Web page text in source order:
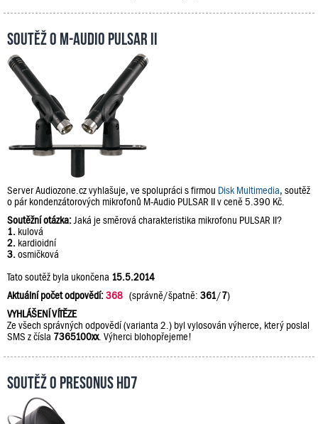
Soutěž o M-Audio PULSAR II
Server Audiozone.cz vyhlašuje, ve spolupráci s firmou Disk Multimedia, soutěž
o pár kondenzátorových mikrofonů M-Audio PULSAR II v ceně 5.390 Kč.
Soutěžní otázka: Jaká je směrová charakteristika mikrofonu PULSAR II?
1. kulová
2. kardioidní
3. osmičková
Tato soutěž byla ukončena 15.5.2014
Aktuální počet odpovědí:368 (správně/špatně: 361/7)
VYHLÁŠENÍ VÍTĚZE
Ze všech správných odpovědí (varianta 2.) byl vylosován výherce, který poslal
SMS z čísla 7365100xx. Výherci blohopřejeme!
Soutěž o PreSonus HD7